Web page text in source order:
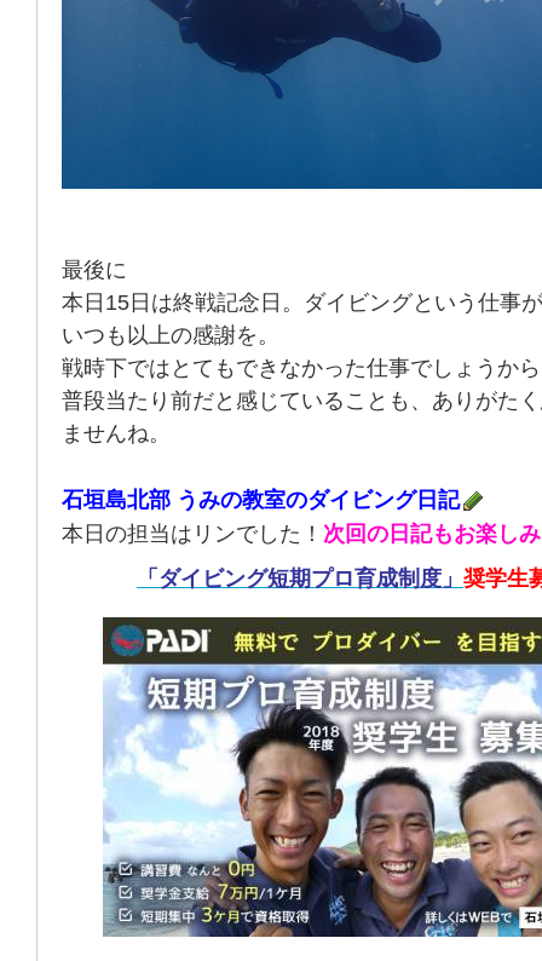
最後に
本日15日は終戦記念日。ダイビングという仕事
いつも以上の感謝を。
戦時下ではとてもできなかった仕事でしょうか
普段当たり前だと感じていることも、ありがた
ませんね。
石垣島北部 うみの教室のダイビング日記
本日の担当はリンでした！ 次回の日記もお楽し
「ダイビング短期プロ育成制度」 奨学生